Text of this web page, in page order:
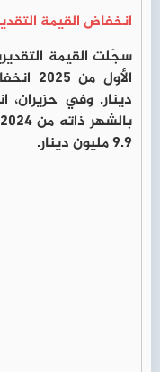
انخفاض القيمة
سجّلت القيمة
9.9 مليون دينار.